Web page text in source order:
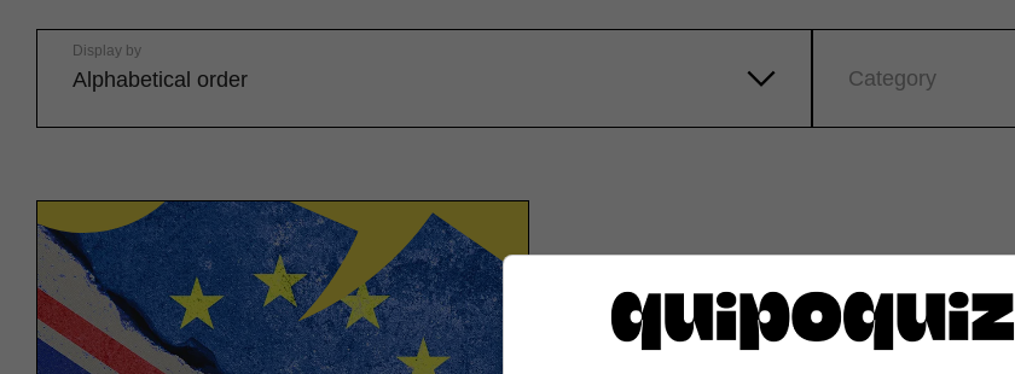
Alphabetical order
Display by
Category